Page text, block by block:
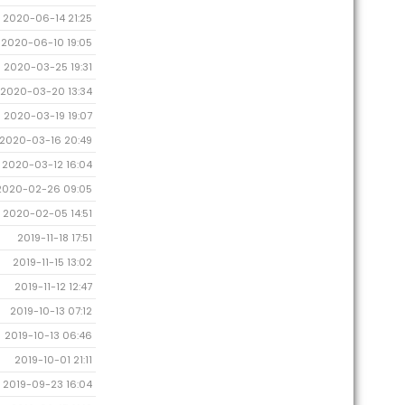
2020-06-14 21:25
2020-06-10 19:05
2020-03-25 19:31
2020-03-20 13:34
2020-03-19 19:07
2020-03-16 20:49
2020-03-12 16:04
02-26 09:05
2020-02-05 14:51
2019-11-18 17:51
2019-11-15 13:02
2019-11-12 12:47
2019-10-13 07:12
2019-10-13 06:46
2019-10-01 21:11
2019-09-23 16:04